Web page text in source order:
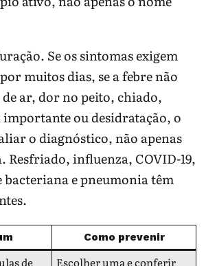
Se os sintomas exigem
muitos dias, se a febre não
de ar, dor no peito, chiado,
ou desidratação, o
o diagnóstico, não apenas
Resfriado, influenza, COVID-19,
bacteriana e pneumonia têm
Como prevenir
de Escolher uma e conferir